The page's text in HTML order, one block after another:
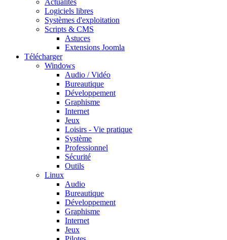
Actualités
Logiciels libres
Systèmes d'exploitation
Scripts & CMS
Astuces
Extensions Joomla
Télécharger
Windows
Audio / Vidéo
Bureautique
Développement
Graphisme
Internet
Jeux
Loisirs - Vie pratique
Système
Professionnel
Sécurité
Outils
Linux
Audio
Bureautique
Développement
Graphisme
Internet
Jeux